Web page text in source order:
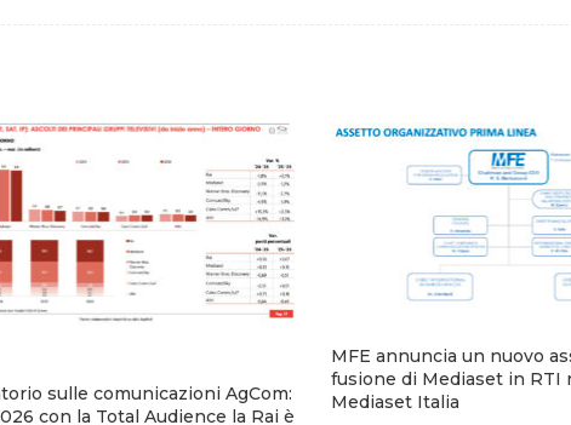
sulle comunicazioni AgCom:
con la Total Audience la Rai è
MFE annuncia un nuovo
fusione di Mediaset in RTI
Mediaset Italia